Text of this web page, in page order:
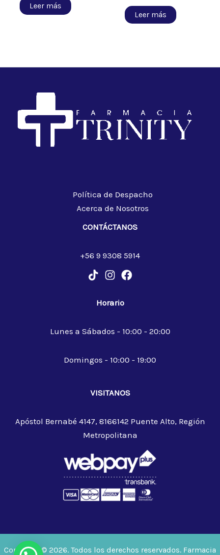
Leer más
Leer más
Política de Despacho
Acerca de Nosotros
CONTÁCTANOS
+56 9 9308 5914
Horario
Lunes a Sábados - 10:00 - 20:00
Domingos - 10:00 - 19:00
VISITANOS
Apóstol Bernabé 4147, 8166142 Puente Alto, Región
Metropolitana
Copyright © 2026. Todos los derechos reservados. Farmacia